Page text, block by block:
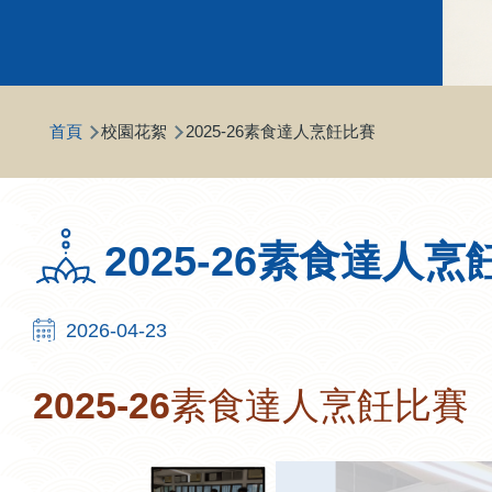
航
連
結
首頁 校園花絮 2025-26素食達人烹飪比賽
2025-26素食達人烹
2026-04-23
2025-26素食達人烹飪比賽